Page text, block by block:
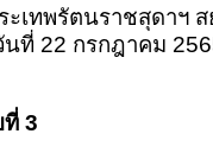
แชมป์
ะเทพรัตนราชสุดาฯ
นที่ 22 กรกฎาคม
3